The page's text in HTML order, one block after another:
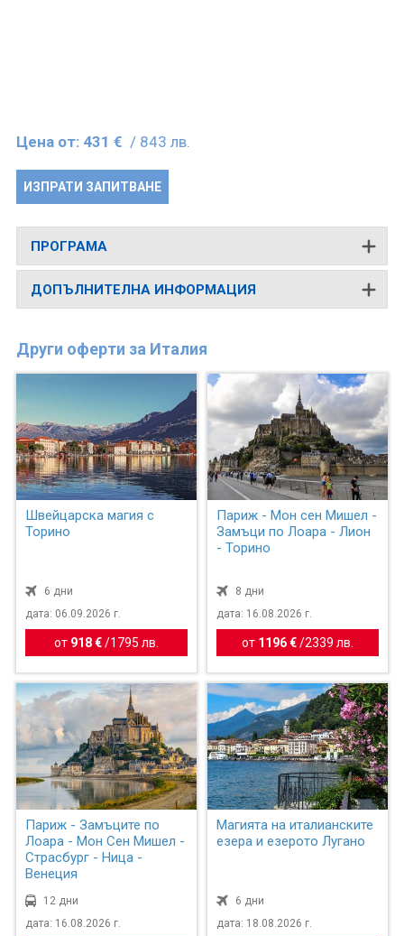
Цена от: 431 € / 843 лв.
ИЗПРАТИ ЗАПИТВАНЕ
ПРОГРАМА
ДОПЪЛНИТЕЛНА ИНФОРМАЦИЯ
Други оферти за Италия
Швейцарска магия с
Торино
6 дни
дата: 06.09.2026 г.
от 918 € / 1795 лв.
Париж - Мон сен Мишел -
Замъци по Лоара - Лион
- Торино
8 дни
дата: 16.08.2026 г.
от 1196 €/2339 лв.
Париж - Замъците по
Лоара - Мон Сен Мишел -
Страсбург - Ница -
Венеция
12 дни
дата: 16.08.2026 г.
Магията на италианските
езера и езерото Лугано
6 дни
дата: 18.08.2026 г.